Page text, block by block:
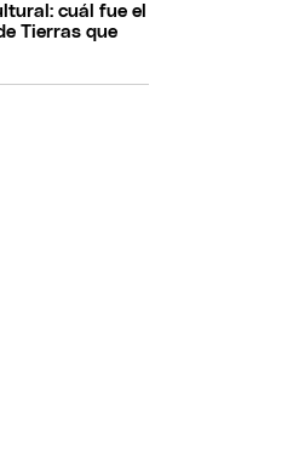
cuál fue el
Tierras que